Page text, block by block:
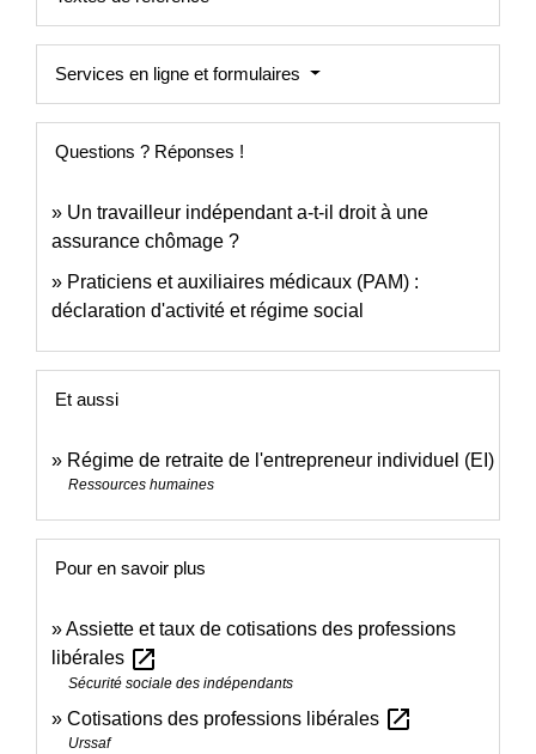
Services en ligne et formulaires
Questions ? Réponses !
Un travailleur indépendant a-t-il droit à une
assurance chômage ?
Praticiens et auxiliaires médicaux (PAM) :
déclaration d'activité et régime social
Et aussi
Régime de retraite de l'entrepreneur individuel (EI)
Ressources humaines
Pour en savoir plus
Assiette et taux de cotisations des professions
libérales open_in_new
Sécurité sociale des indépendants
Cotisations des professions libérales open_in_new
Urssaf